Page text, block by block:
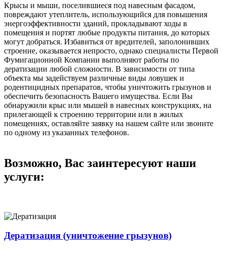
Крысы и мыши, поселившиеся под навесным фасадом,
повреждают утеплитель, использующийся для повышения
энергоэффективности зданий, прокладывают ходы в
помещения и портят любые продукты питания, до которых
могут добраться. Избавиться от вредителей, заполонивших
строение, оказывается непросто, однако специалисты Первой
Фумигационной Компании выполняют работы по
дератизации любой сложности. В зависимости от типа
объекта мы задействуем различные виды ловушек и
родентицидных препаратов, чтобы уничтожить грызунов и
обеспечить безопасность Вашего имущества. Если Вы
обнаружили крыс или мышей в навесных конструкциях, на
прилегающей к строению территории или в жилых
помещениях, оставляйте заявку на нашем сайте или звоните
по одному из указанных телефонов.
Возможно, Вас заинтересуют наши
услуги:
Дератизация (уничтожение грызунов)